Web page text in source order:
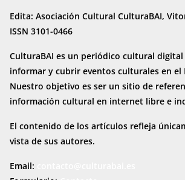
Edita: Asociación Cultural CulturaBAI,
ISSN 3101-0466
CulturaBAI es un periódico cultural digital
informar y cubrir eventos culturales en el
Nuestro objetivo es ser un sitio de
información cultural en internet libre e
El contenido de los artículos refleja
vista de sus autores.
Email: